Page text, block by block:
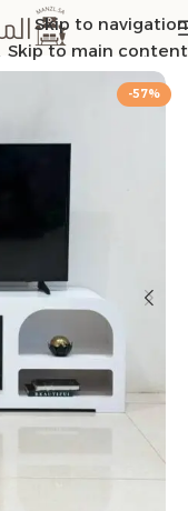
Skip to navigation
Skip to main content
الرئيسية/تفصيل
-57%